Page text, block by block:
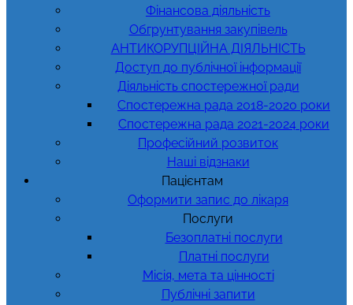
Фінансова діяльність
Обгрунтування закупівель
АНТИКОРУПЦІЙНА ДІЯЛЬНІСТЬ
Доступ до публічної інформації
Діяльність спостережної ради
Спостережна рада 2018-2020 роки
Спостережна рада 2021-2024 роки
Професійний розвиток
Наші відзнаки
Пацієнтам
Оформити запис до лікаря
Послуги
Безоплатні послуги
Платні послуги
Місія, мета та цінності
Публічні запити